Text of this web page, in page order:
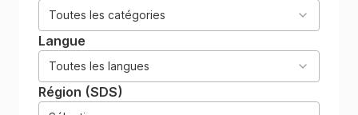
Toutes les catégories
Langue
Toutes les langues
Région (SDS)